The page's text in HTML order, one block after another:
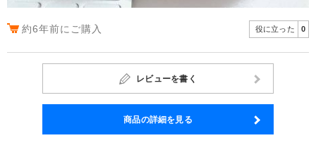
約6年前にご購入 役に立った 0
レビューを書く
商品の詳細を見る